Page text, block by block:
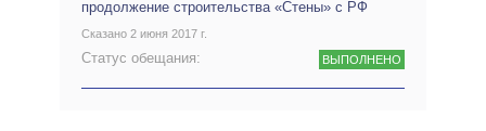
продолжение строительства «Стены» с РФ
Сказано 2 июня 2017 г.
Статус обещания: ВЫПОЛНЕНО